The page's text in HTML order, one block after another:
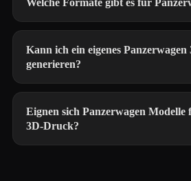
Welche Formate gibt es für
Kann ich ein eigenes
generieren?
Eignen sich Panzerwagen Modelle
3D-Druck?